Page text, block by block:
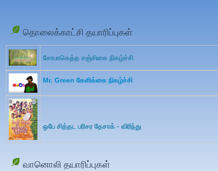
தொலைக்காட்சி தயாரிப்புகள்
சோபாகெத்த சஞ்சிகை நிகழ்ச்சி
Mr. Green கேளிக்கை நிகழ்ச்சி
ஒபே சித்தட பரிசர தேசாக் - விரிந்து
வானொலி தயாரிப்புகள்